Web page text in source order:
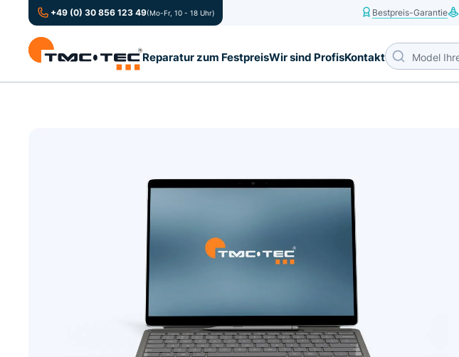
+49 (0) 30 856 123 49(Mo-Fr, 10 - 18 Uhr) Bestpreis-Garantie
Reparatur zum FestpreisWir sind ProfisKontakt